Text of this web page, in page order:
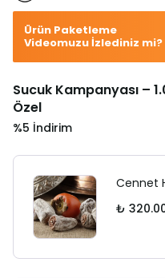
Ürün Paketleme
Videomuzu İzlediniz mi?
Sucuk Kampanyası –
Özel
%5 İndirim
Cennet
₺